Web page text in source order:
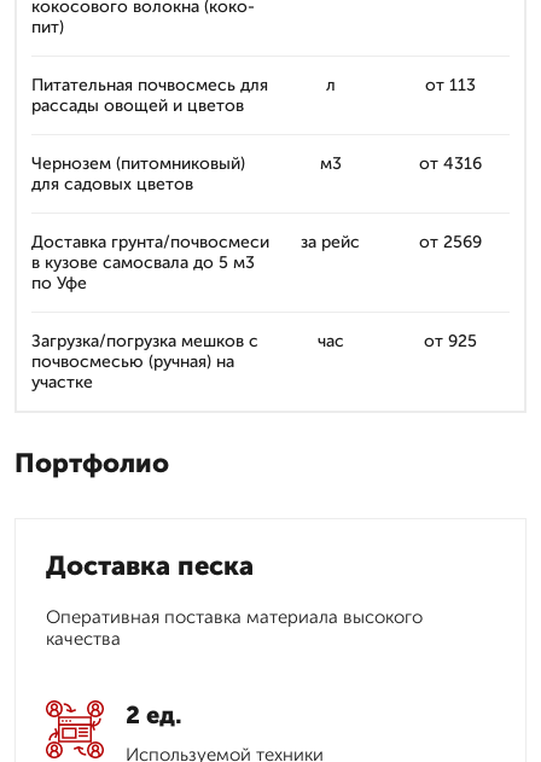
кокосового волокна (коко-
пит)
Питательная почвосмесь для
рассады овощей и цветов
л от 113
Чернозем (питомниковый)
для садовых цветов
м3 от 4316
Доставка грунта/почвосмеси
в кузове самосвала до 5 м3
по Уфе
за рейс от 2569
Загрузка/погрузка мешков с
почвосмесью (ручная) на
участке
час от 925
Портфолио
Доставка песка
Оперативная поставка материала высокого
качества
2 ед.
Используемой техники